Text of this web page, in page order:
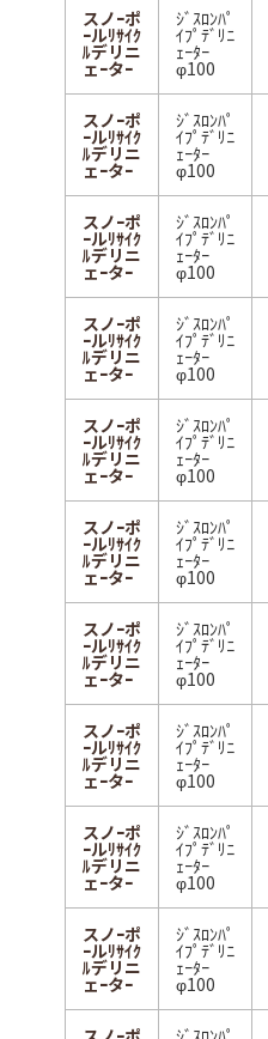
スノｰポ
ｰルﾘｻｲｸ
ﾙデリニ
ェｰタｰ
ｼﾞｽﾛﾝﾊﾟ
ｲﾌﾟﾃﾞﾘﾆ
ｪｰﾀｰ
φ100
スノｰポ
ｰルﾘｻｲｸ
ﾙデリニ
ェｰタｰ
ｼﾞｽﾛﾝﾊﾟ
ｲﾌﾟﾃﾞﾘﾆ
ｪｰﾀｰ
φ100
スノｰポ
ｰルﾘｻｲｸ
ﾙデリニ
ェｰタｰ
ｼﾞｽﾛﾝﾊﾟ
ｲﾌﾟﾃﾞﾘﾆ
ｪｰﾀｰ
φ100
スノｰポ
ｰルﾘｻｲｸ
ﾙデリニ
ェｰタｰ
ｼﾞｽﾛﾝﾊﾟ
ｲﾌﾟﾃﾞﾘﾆ
ｪｰﾀｰ
φ100
スノｰポ
ｰルﾘｻｲｸ
ﾙデリニ
ェｰタｰ
ｼﾞｽﾛﾝﾊﾟ
ｲﾌﾟﾃﾞﾘﾆ
ｪｰﾀｰ
φ100
スノｰポ
ｰルﾘｻｲｸ
ﾙデリニ
ェｰタｰ
ｼﾞｽﾛﾝﾊﾟ
ｲﾌﾟﾃﾞﾘﾆ
ｪｰﾀｰ
φ100
スノｰポ
ｰルﾘｻｲｸ
ﾙデリニ
ェｰタｰ
ｼﾞｽﾛﾝﾊﾟ
ｲﾌﾟﾃﾞﾘﾆ
ｪｰﾀｰ
φ100
スノｰポ
ｰルﾘｻｲｸ
ﾙデリニ
ェｰタｰ
ｼﾞｽﾛﾝﾊﾟ
ｲﾌﾟﾃﾞﾘﾆ
ｪｰﾀｰ
φ100
スノｰポ
ｰルﾘｻｲｸ
ﾙデリニ
ェｰタｰ
ｼﾞｽﾛﾝﾊﾟ
ｲﾌﾟﾃﾞﾘﾆ
ｪｰﾀｰ
φ100
スノｰポ
ｰルﾘｻｲｸ
ﾙデリニ
ェｰタｰ
ｼﾞｽﾛﾝﾊﾟ
ｲﾌﾟﾃﾞﾘﾆ
ｪｰﾀｰ
φ100